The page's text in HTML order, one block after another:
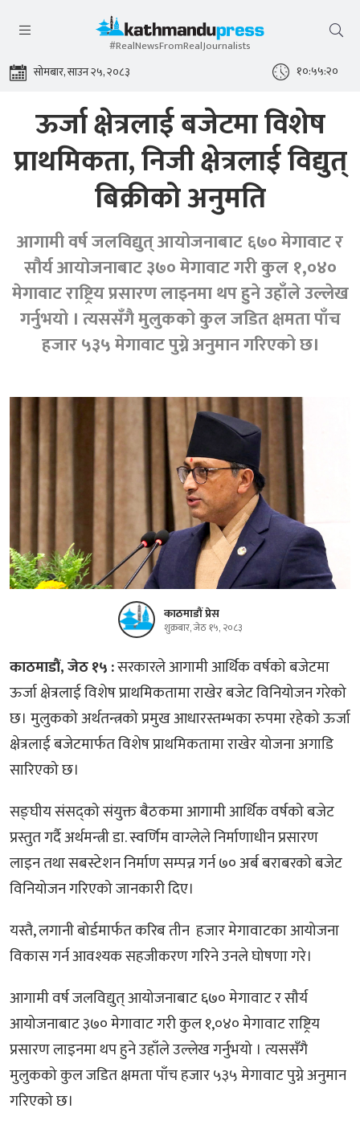
#RealNewsFromRealJournalists
सोमबार, साउन २५, २०८३ १०:५५:२१
ऊर्जा क्षेत्रलाई बजेटमा विशेष
प्राथमिकता, निजी क्षेत्रलाई विद्युत्
बिक्रीको अनुमति
आगामी वर्ष जलविद्युत् आयोजनाबाट ६७० मेगावाट र
सौर्य आयोजनाबाट ३७० मेगावाट गरी कुल १,०४०
मेगावाट राष्ट्रिय प्रसारण लाइनमा थप हुने उहाँले उल्लेख
गर्नुभयो । त्यससँगै मुलुकको कुल जडित क्षमता पाँच
हजार ५३५ मेगावाट पुग्ने अनुमान गरिएको छ।
काठमाडौं प्रेस
शुक्रबार, जेठ १५, २०८३
काठमाडौं, जेठ १५ :सरकारले आगामी आर्थिक वर्षको बजेटमा
ऊर्जा क्षेत्रलाई विशेष प्राथमिकतामा राखेर बजेट विनियोजन गरेको
छ। मुलुकको अर्थतन्त्रको प्रमुख आधारस्तम्भका रुपमा रहेको ऊर्जा
क्षेत्रलाई बजेटमार्फत विशेष प्राथमिकतामा राखेर योजना अगाडि
सारिएको छ।
सङ्घीय संसद्को संयुक्त बैठकमा आगामी आर्थिक वर्षको बजेट
प्रस्तुत गर्दै अर्थमन्त्री डा. स्वर्णिम वाग्लेले निर्माणाधीन प्रसारण
लाइन तथा सबस्टेशन निर्माण सम्पन्न गर्न ७० अर्ब बराबरको बजेट
विनियोजन गरिएको जानकारी दिए।
यस्तै, लगानी बोर्डमार्फत करिब तीन हजार मेगावाटका आयोजना
विकास गर्न आवश्यक सहजीकरण गरिने उनले घोषणा गरे।
आगामी वर्ष जलविद्युत् आयोजनाबाट ६७० मेगावाट र सौर्य
आयोजनाबाट ३७० मेगावाट गरी कुल १,०४० मेगावाट राष्ट्रिय
प्रसारण लाइनमा थप हुने उहाँले उल्लेख गर्नुभयो । त्यससँगै
मुलुकको कुल जडित क्षमता पाँच हजार ५३५ मेगावाट पुग्ने अनुमान
गरिएको छ।